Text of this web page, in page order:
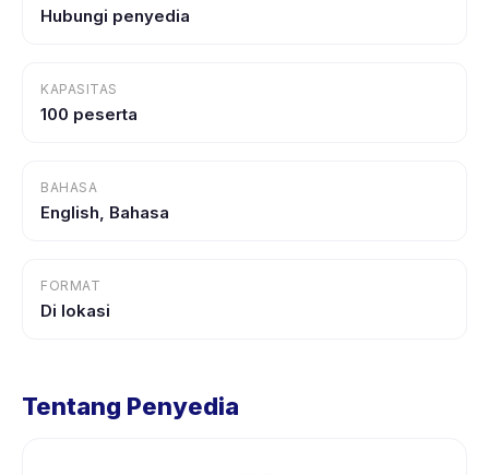
Hubungi penyedia
KAPASITAS
100 peserta
BAHASA
English, Bahasa
FORMAT
Di lokasi
Tentang Penyedia